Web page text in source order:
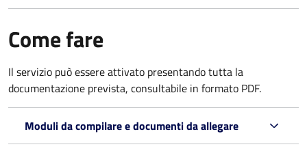
Come fare
Il servizio può essere attivato presentando tutta la
documentazione prevista, consultabile in formato PDF.
Moduli da compilare e documenti da allegare